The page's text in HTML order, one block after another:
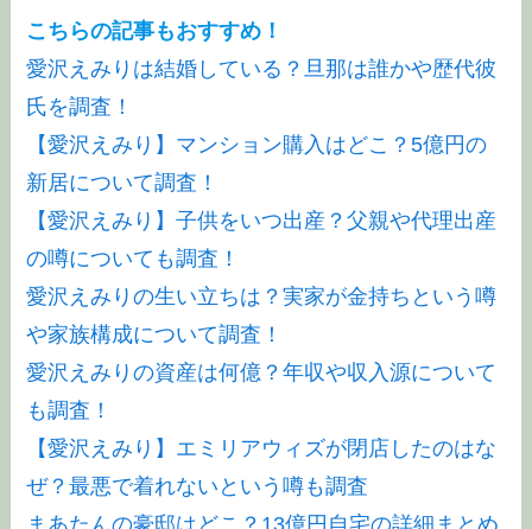
こちらの記事もおすすめ！
愛沢えみりは結婚している？旦那は誰かや歴代彼
氏を調査！
【愛沢えみり】マンション購入はどこ？5億円の
新居について調査！
【愛沢えみり】子供をいつ出産？父親や代理出産
の噂についても調査！
愛沢えみりの生い立ちは？実家が金持ちという噂
や家族構成について調査！
愛沢えみりの資産は何億？年収や収入源について
も調査！
【愛沢えみり】エミリアウィズが閉店したのはな
ぜ？最悪で着れないという噂も調査